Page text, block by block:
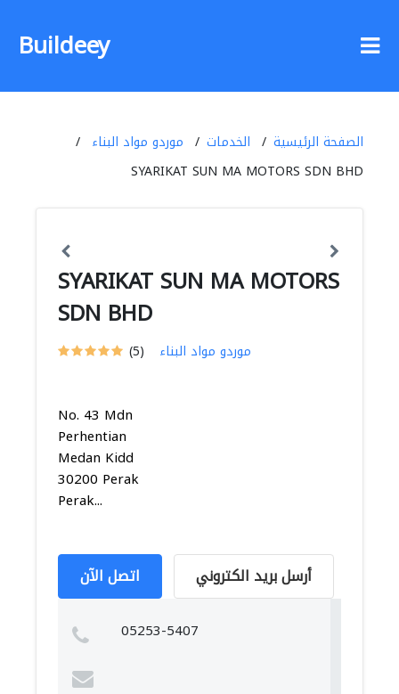
Buildeey
الصفحة الرئيسية الخدمات
موردو مواد البناء
SYARIKAT SUN MA MOTORS SDN BHD
SYARIKAT SUN MA MOTORS
SDN BHD
(5) موردو مواد البناء
No. 43 Mdn
Perhentian
Medan Kidd
30200 Perak
Perak...
اتصل الآن أرسل بريد الكتروني
05253-5407